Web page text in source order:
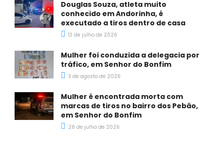
Douglas Souza, atleta muito
conhecido em Andorinha, é
executado a tiros dentro de casa
13 de julho de 2026
Mulher foi conduzida a delegacia por
tráfico, em Senhor do Bonfim
3 de agosto de 2026
Mulher é encontrada morta com
marcas de tiros no bairro dos Pebão,
em Senhor do Bonfim
28 de julho de 2026